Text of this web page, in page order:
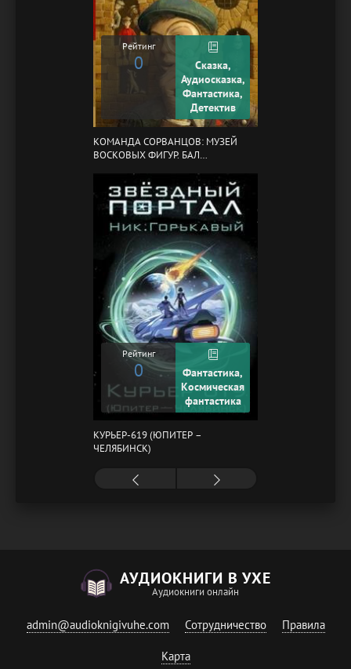
Рейтинг
0
Сказка,
Аудиосказка,
Фантастика,
Детектив
КОМАНДА СОРВАНЦОВ: МУЗЕЙ
ВОСКОВЫХ ФИГУР. БАЛ
Рейтинг
0
Фантастика,
Космическая
фантастика
КУРЬЕР-619 (ЮПИТЕР –
ЧЕЛЯБИНСК)
АУДИОКНИГИ В УХЕ
Аудиокниги онлайн
admin@audioknigivuhe.com Сотрудничество Правила
Карта